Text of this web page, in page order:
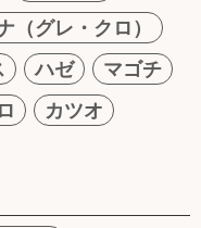
（グレ・クロ）
ハゼ
マゴチ
カツオ